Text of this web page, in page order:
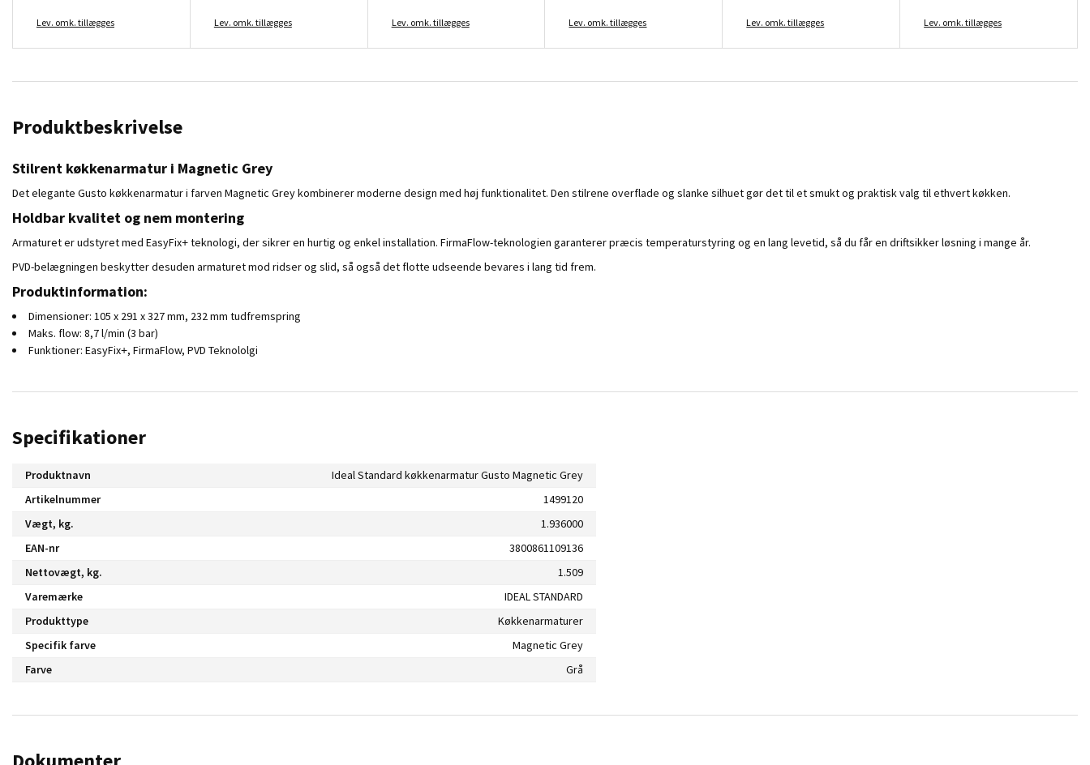
Lev. omk. tillægges Lev. omk. tillægges Lev. omk. tillægges Lev. omk. tillægges Lev. omk. tillægges Lev. omk. tillægges
Produktbeskrivelse
Stilrent køkkenarmatur i Magnetic Grey
Det elegante Gusto køkkenarmatur i farven Magnetic Grey kombinerer moderne design med høj funktionalitet. Den stilrene overflade og slanke silhuet gør det til et smukt og praktisk valg til ethvert køkken.
Holdbar kvalitet og nem montering
Armaturet er udstyret med EasyFix+ teknologi, der sikrer en hurtig og enkel installation. FirmaFlow-teknologien garanterer præcis temperaturstyring og en lang levetid, så du får en driftsikker løsning i mange år.
PVD-belægningen beskytter desuden armaturet mod ridser og slid, så også det flotte udseende bevares i lang tid frem.
Produktinformation:
Dimensioner: 105 x 291 x 327 mm, 232 mm tudfremspring
Maks. flow: 8,7 l/min (3 bar)
Funktioner: EasyFix+, FirmaFlow, PVD Teknololgi
Specifikationer
Produktnavn
Ideal Standard køkkenarmatur Gusto Magnetic Grey
Artikelnummer
1499120
Vægt, kg.
1.936000
EAN-nr
3800861109136
Nettovægt, kg.
1.509
Varemærke
IDEAL STANDARD
Produkttype
Køkkenarmaturer
Specifik farve
Magnetic Grey
Farve
Grå